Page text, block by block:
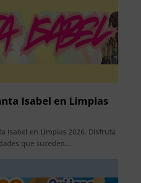
Isabel en Limpias
Isabel en Limpias 2026. Disfruta
que suceden...